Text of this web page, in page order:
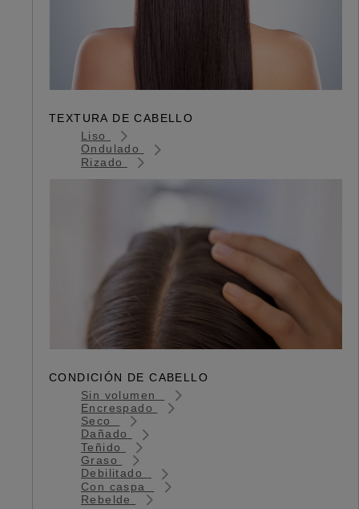
TEXTURA DE CABELLO
Liso
Ondulado
Rizado
CONDICIÓN DE CABELLO
Sin volumen
Encrespado
Seco
Dañado
Teñido
Graso
Debilitado
Con caspa
Rebelde